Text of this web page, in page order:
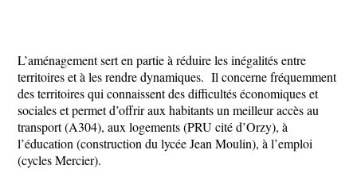
L’aménagement sert en partie à réduire les inégalités entre
territoires et à les rendre dynamiques. Il concerne fréquemment
des territoires qui connaissent des difficultés économiques et
sociales et permet d’offrir aux habitants un meilleur accès au
transport (A304), aux logements (PRU cité d’Orzy), à
l’éducation (construction du lycée Jean Moulin), à l’emploi
(cycles Mercier).